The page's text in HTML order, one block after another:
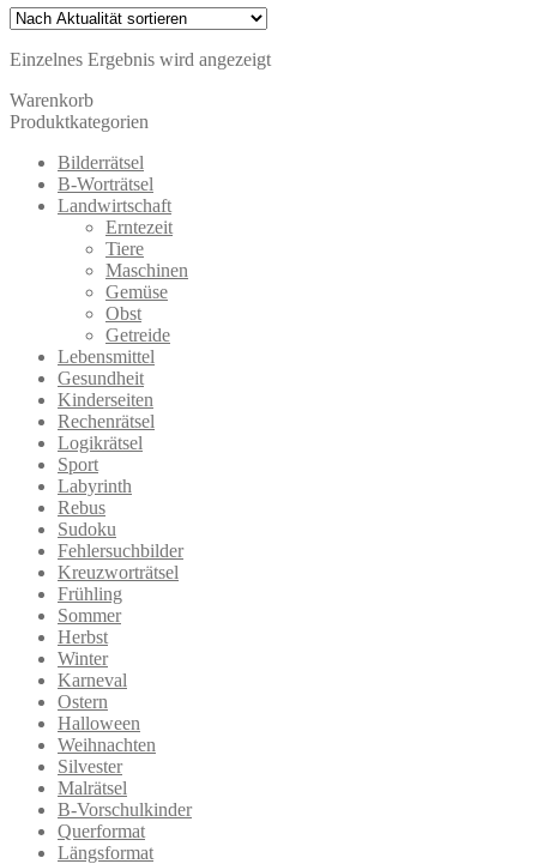
Einzelnes Ergebnis wird angezeigt
Warenkorb
Produktkategorien
Bilderrätsel
B-Worträtsel
Landwirtschaft
Erntezeit
Tiere
Maschinen
Gemüse
Obst
Getreide
Lebensmittel
Gesundheit
Kinderseiten
Rechenrätsel
Logikrätsel
Sport
Labyrinth
Rebus
Sudoku
Fehlersuchbilder
Kreuzworträtsel
Frühling
Sommer
Herbst
Winter
Karneval
Ostern
Halloween
Weihnachten
Silvester
Malrätsel
B-Vorschulkinder
Querformat
Längsformat